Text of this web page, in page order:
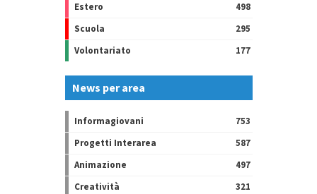
Estero
498
Scuola
295
Volontariato
177
News per area
Informagiovani
753
Progetti Interarea
587
Animazione
497
Creatività
321